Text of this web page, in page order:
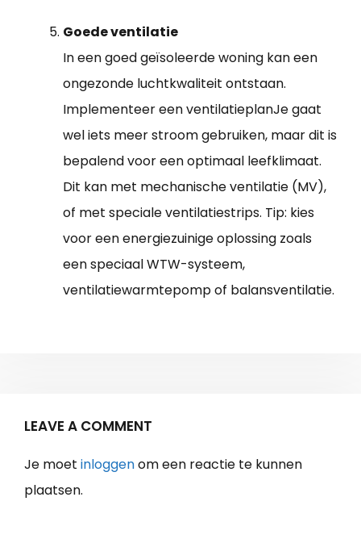
Goede ventilatie
In een goed geïsoleerde woning kan een
ongezonde luchtkwaliteit ontstaan.
Implementeer een ventilatieplanJe gaat
wel iets meer stroom gebruiken, maar dit is
bepalend voor een optimaal leefklimaat.
Dit kan met mechanische ventilatie (MV),
of met speciale ventilatiestrips. Tip: kies
voor een energiezuinige oplossing zoals
een speciaal WTW-systeem,
ventilatiewarmtepomp of balansventilatie.
LEAVE A COMMENT
Je moet inloggenom een reactie te kunnen
plaatsen.